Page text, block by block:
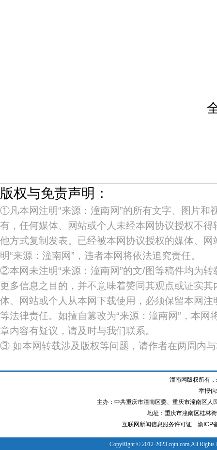
版权与免责声明：
①凡本网注明“来源：潼南网”的所有文字、图片和
有，任何媒体、网站或个人未经本网协议授权不
他方式复制发表。已经被本网协议授权的媒体、
明“来源：潼南网”，违者本网将依法追究责任。
②本网未注明“来源：潼南网”的文/图等稿件均为
更多信息之目的，并不意味着赞同其观点或证实
体、网站或个人从本网下载使用，必须保留本网注
等法律责任。如擅自篡改为“来源：潼南网”，本网
章内容有疑议，请及时与我们联系。
③ 如本网转载涉及版权等问题，请作者在两周内
潼南网版权所有
举报
主办：中共重庆市潼南区委、重庆市潼南区
地址：重庆市潼南区桂林
互联网新闻信息服务许可证
渝ICP
CopyRight © 2012-2023 cqtn.com,All Rights